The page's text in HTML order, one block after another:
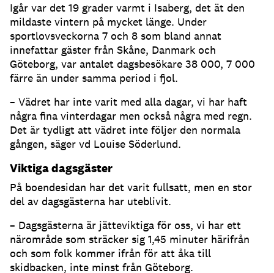
Igår var det 19 grader varmt i Isaberg, det ät den
mildaste vintern på mycket länge. Under
sportlovsveckorna 7 och 8 som bland annat
innefattar gäster från Skåne, Danmark och
Göteborg, var antalet dagsbesökare 38 000, 7 000
färre än under samma period i fjol.
– Vädret har inte varit med alla dagar, vi har haft
några fina vinterdagar men också några med regn.
Det är tydligt att vädret inte följer den normala
gången, säger vd Louise Söderlund.
Viktiga dagsgäster
På boendesidan har det varit fullsatt, men en stor
del av dagsgästerna har uteblivit.
– Dagsgästerna är jätteviktiga för oss, vi har ett
närområde som sträcker sig 1,45 minuter härifrån
och som folk kommer ifrån för att åka till
skidbacken, inte minst från Göteborg.